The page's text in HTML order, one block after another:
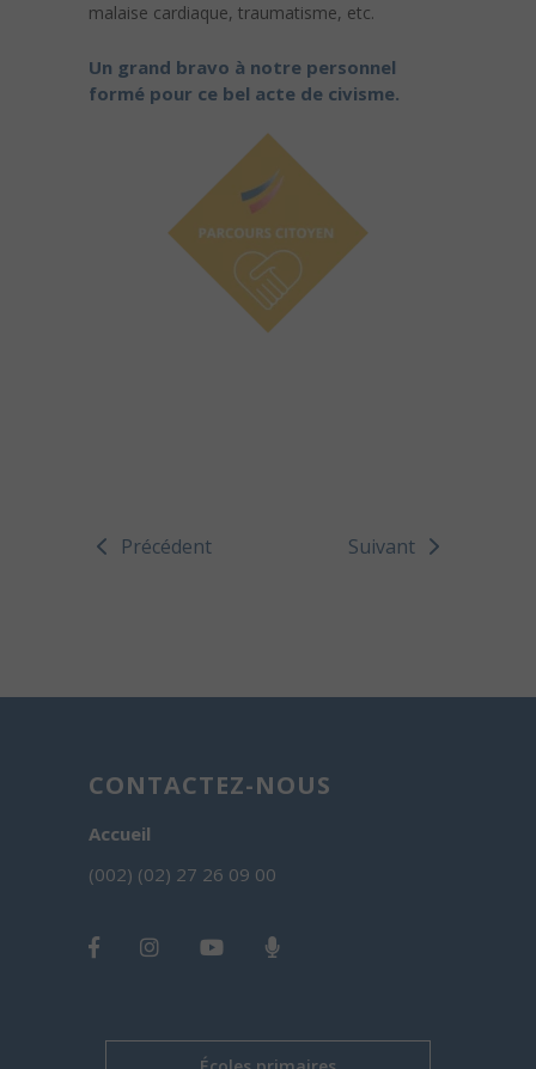
malaise cardiaque, traumatisme, etc.
Un grand bravo à notre personnel
formé pour ce bel acte de civisme.
Précédent Suivant
CONTACTEZ-NOUS
Accueil
(002) (02) 27 26 09 00